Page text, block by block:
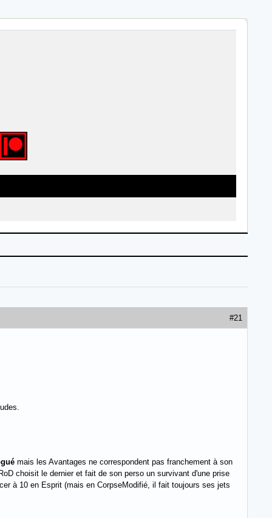
#21
mais les Avantages ne correspondent pas franchement à son
choisit le dernier et fait de son perso un survivant d'une prise
à 10 en Esprit (mais en CorpseModifié, il fait toujours ses jets